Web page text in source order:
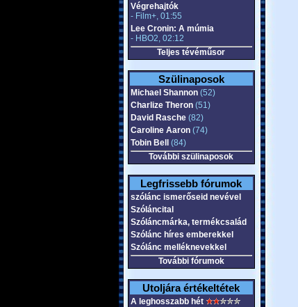
Végrehajtók
- Film+, 01:55
Lee Cronin: A múmia
- HBO2, 02:12
Teljes tévéműsor
Szülinaposok
Michael Shannon(52)
Charlize Theron(51)
David Rasche(82)
Caroline Aaron(74)
Tobin Bell
(84)
További szülinaposok
Legfrissebb fórumok
szólánc ismerőseid nevével
Szóláncital
Szóláncmárka, termékcsalád
Szólánc híres emberekkel
Szólánc melléknevekkel
További fórumok
Utoljára értékeltétek
A leghosszabb hét